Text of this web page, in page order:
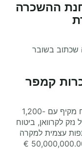
ההשכרה
שכתוב בשובר
קמפר
יש לך ביטוח מקיף עם 1,200-
נזק לקרוואן, ביטוח
עם € 500.00 השתתפות עצמית למקרה
של נזק מפגעי טבע וביטוח צד ג' עד 50,000,000.00 €